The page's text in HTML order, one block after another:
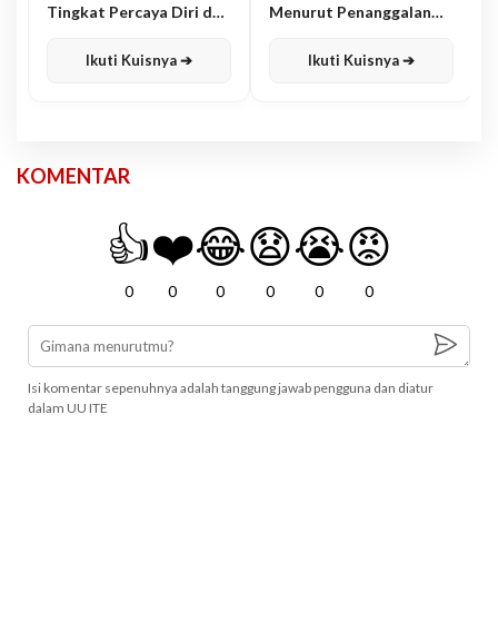
Tingkat Percaya Diri dan
Ikuti Kuisnya ➔
Menurut Penanggalan
Ikuti Kuisnya ➔
KOMENTAR
👍
0
❤️
0
😂
0
😧
0
😭
0
😡
0
Isi komentar sepenuhnya adalah tanggung jawab pengguna dan diatur
dalam UU ITE